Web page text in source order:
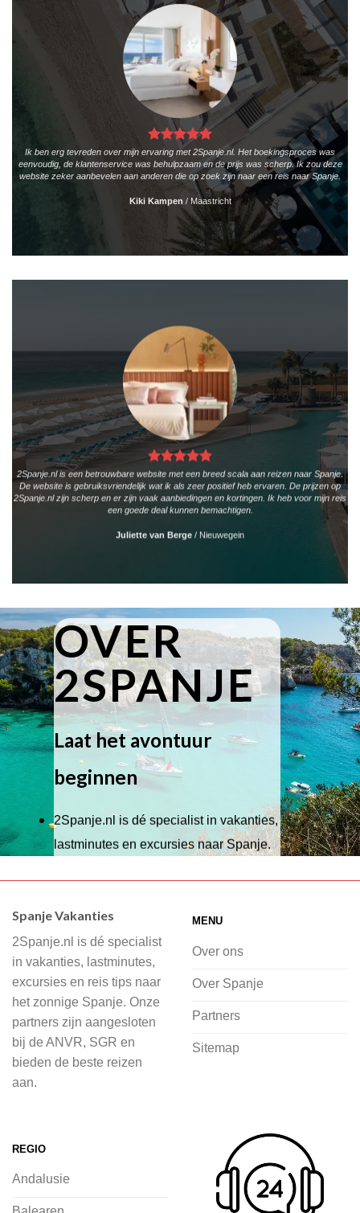
Ik ben erg tevreden over mijn ervaring met 2Spanje.nl. Het boekingsproces was
eenvoudig, de klantenservice was behulpzaam en de prijs was scherp. Ik zou deze
website zeker aanbevelen aan anderen die op zoek zijn naar een reis naar Spanje.
Kiki Kampen /Maastricht
2Spanje.nl is een betrouwbare website met een breed scala aan reizen naar Spanje.
De website is gebruiksvriendelijk wat ik als zeer positief heb ervaren. De prijzen op
2Spanje.nl zijn scherp en er zijn vaak aanbiedingen en kortingen. Ik heb voor mijn reis
een goede deal kunnen bemachtigen.
Juliette van Berge / Nieuwegein
OVER
2SPANJE
Laat het avontuur
beginnen
2Spanje.nl is dé specialist in vakanties,
lastminutes en excursies naar Spanje.
Wij hebben een breed scala aan
of je nu wilt relaxen op het strand,
cultuur wilt ontdekken of avontuur zoekt
in de natuur.
Bij 2Spanje.nl begint de voorpret al
voordat je het vliegtuig instapt, door
inspiratie op te doen over dit zonnige
vliegvakantie zoeken en boeken bij
2Spanje.nl, met een team dat altijd
klaarstaat om eventuele vragen te
beantwoorden en ervoor te zorgen dat
Spanje Vakanties
2Spanje.nl is dé specialist
in vakanties, lastminutes,
excursies en reis tips naar
het zonnige Spanje. Onze
partners zijn aangesloten
bij de ANVR, SGR en
bieden de beste reizen
aan.
MENU
Over ons
Over Spanje
Partners
Sitemap
REGIO
Andalusie